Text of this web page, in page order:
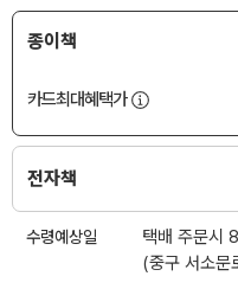
종이책
카드최대혜택가
전자책
수령예상일
택배 주문시
(중구 서소